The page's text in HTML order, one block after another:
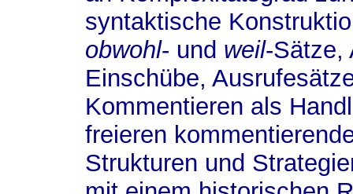
syntaktische
obwohl- und weil-Sätze,
Einschübe,
Kommentieren als
freieren
Strukturen und